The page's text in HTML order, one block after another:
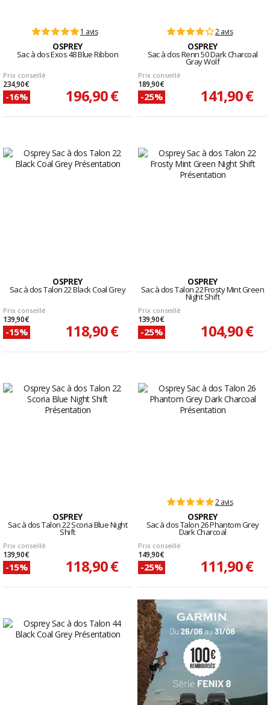
1 avis
OSPREY
Sac à dos Exos 48 Blue Ribbon
Prix conseillé
234,90 €
-16% 196,90 €
2 avis
OSPREY
Sac à dos Renn 50 Dark Charcoal
Gray Wolf
Prix conseillé
189,90 €
-25% 141,90 €
OSPREY
Sac à dos Talon 22 Black Coal Grey
Prix conseillé
139,90 €
-15% 118,90 €
OSPREY
Sac à dos Talon 22 Frosty Mint Green
Night Shift
Prix conseillé
139,90 €
-25% 104,90 €
OSPREY
Sac à dos Talon 22 Scoria Blue Night
Shift
Prix conseillé
139,90 €
-15% 118,90 €
2 avis
OSPREY
Sac à dos Talon 26 Phantom Grey
Dark Charcoal
Prix conseillé
149,90 €
-25% 111,90 €